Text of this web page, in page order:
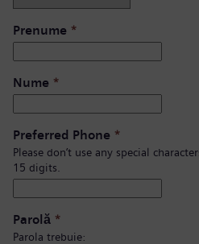
Prenume *
Nume *
Preferred Phone *
Please don’t use any special
15 digits.
Parolă *
Parola trebuie: